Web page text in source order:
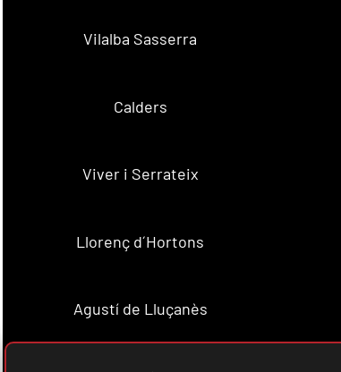
Vilalba Sasserra
Calders
Viver i Serrateix
Llorenç d´Hortons
Agustí de Lluçanès